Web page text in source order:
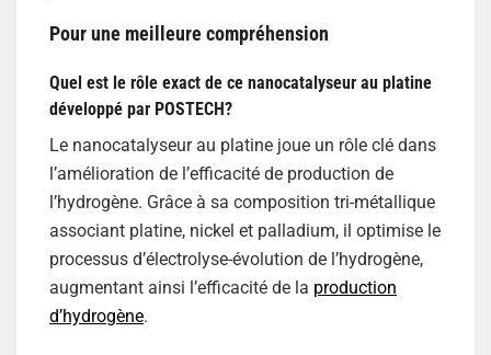
Pour une meilleure compréhension
Quel est le rôle exact de ce nanocatalyseur au platine
développé par POSTECH?
Le nanocatalyseur au platine joue un rôle clé dans
l’amélioration de l’efficacité de production de
l’hydrogène. Grâce à sa composition tri-métallique
associant platine, nickel et palladium, il optimise le
processus d’électrolyse-évolution de l’hydrogène,
augmentant ainsi l’efficacité de la production
d’hydrogène.